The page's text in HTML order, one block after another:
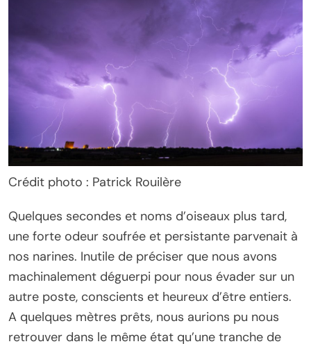
Crédit photo : Patrick Rouilère
Quelques secondes et noms d’oiseaux plus tard,
une forte odeur soufrée et persistante parvenait à
nos narines. Inutile de préciser que nous avons
machinalement déguerpi pour nous évader sur un
autre poste, conscients et heureux d’être entiers.
A quelques mètres prêts, nous aurions pu nous
retrouver dans le même état qu’une tranche de